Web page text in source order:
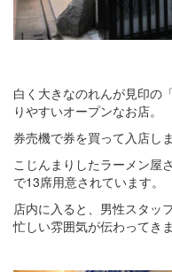
白く大きなのれんが見印の
りやすいオープンなお店。
券売機で券を買って入店し
こじんまりしたラーメン屋
で13席用意されています。
店内に入ると、男性スタッ
忙しい雰囲気が伝わってきま